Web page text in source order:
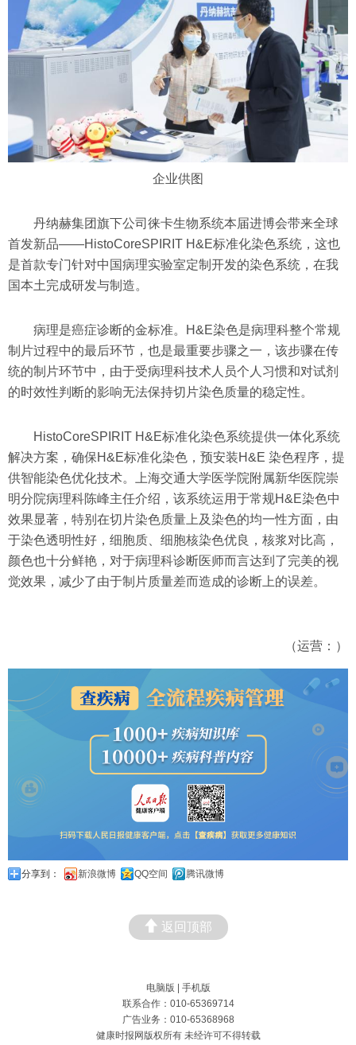
企业供图
丹纳赫集团旗下公司徕卡生物系统本届进博会带来全球
首发新品——HistoCoreSPIRIT H&E标准化染色系统，这也
是首款专门针对中国病理实验室定制开发的染色系统，在我
国本土完成研发与制造。
病理是癌症诊断的金标准。H&E染色是病理科整个常规
制片过程中的最后环节，也是最重要步骤之一，该步骤在传
统的制片环节中，由于受病理科技术人员个人习惯和对试剂
的时效性判断的影响无法保持切片染色质量的稳定性。
HistoCoreSPIRIT H&E标准化染色系统提供一体化系统
解决方案，确保H&E标准化染色，预安装H&E 染色程序，提
供智能染色优化技术。上海交通大学医学院附属新华医院崇
明分院病理科陈峰主任介绍，该系统运用于常规H&E染色中
效果显著，特别在切片染色质量上及染色的均一性方面，由
于染色透明性好，细胞质、细胞核染色优良，核浆对比高，
颜色也十分鲜艳，对于病理科诊断医师而言达到了完美的视
觉效果，减少了由于制片质量差而造成的诊断上的误差。
（运营：）
分享到： 新浪微博 QQ空间 腾讯微博
返回顶部
电脑版
手机版
联系合作：010-65369714
广告业务：010-65368968
健康时报网版权所有 未经许可不得转载